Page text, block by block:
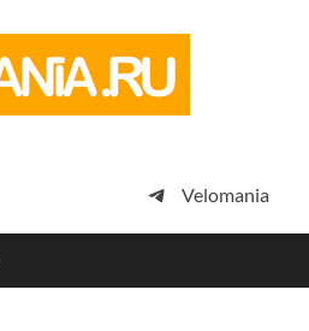
просто
Velomania